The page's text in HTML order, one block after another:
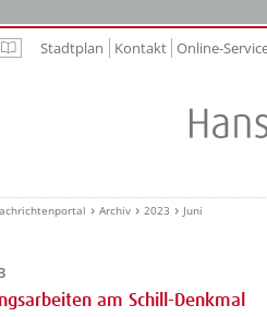
Leichte Sprache
Stadtplan Kontakt Online-
Archiv 2023 Juni
am Schill-Denkmal